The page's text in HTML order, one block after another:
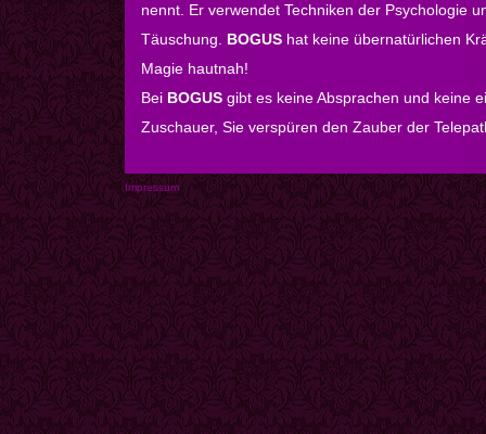
nennt. Er verwendet Techniken der Psychologie
Täuschung. BOGUS hat keine übernatürlichen
Magie hautnah!
Bei BOGUS gibt es keine Absprachen und keine
Zuschauer, Sie verspüren den Zauber der
Impressum